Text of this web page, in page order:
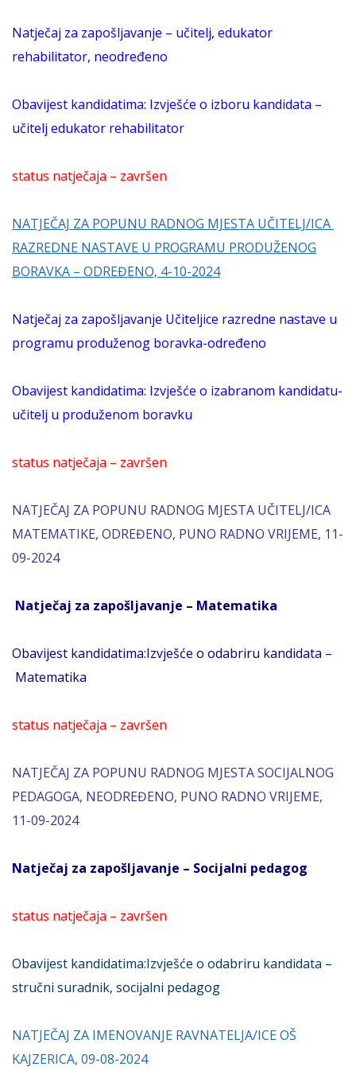
Natječaj za zapošljavanje – učitelj, edukator
rehabilitator, neodređeno
Obavijest kandidatima: Izvješće o izboru kandidata –
učitelj edukator rehabilitator
status natječaja – završen
NATJEČAJ ZA POPUNU RADNOG MJESTA UČITELJ/ICA
RAZREDNE NASTAVE U PROGRAMU PRODUŽENOG
BORAVKA – ODREĐENO, 4-10-2024
Natječaj za zapošljavanje Učiteljice razredne nastave u
programu produženog boravka-određeno
Obavijest kandidatima: Izvješće o izabranom kandidatu-
učitelj u produženom boravku
status natječaja – završen
NATJEČAJ ZA POPUNU RADNOG MJESTA UČITELJ/ICA
MATEMATIKE, ODREĐENO, PUNO RADNO VRIJEME, 11-
09-2024
Natječaj za zapošljavanje – Matematika
Obavijest kandidatima:Izvješće o odabriru kandidata –
Matematika
status natječaja – završen
NATJEČAJ ZA POPUNU RADNOG MJESTA SOCIJALNOG
PEDAGOGA, NEODREĐENO, PUNO RADNO VRIJEME,
11-09-2024
Natječaj za zapošljavanje – Socijalni pedagog
status natječaja – završen
Obavijest kandidatima:Izvješće o odabriru kandidata –
stručni suradnik, socijalni pedagog
NATJEČAJ ZA IMENOVANJE RAVNATELJA/ICE OŠ
KAJZERICA, 09-08-2024